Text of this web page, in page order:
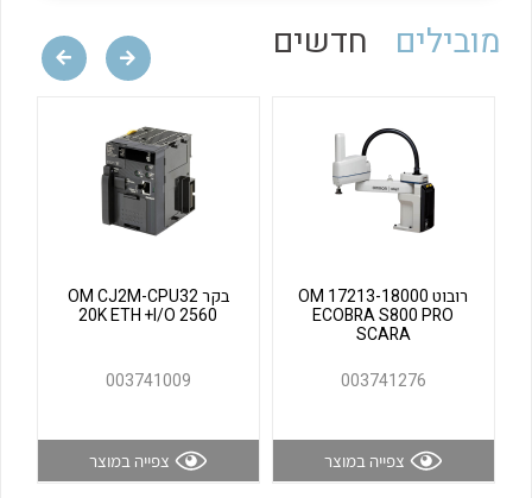
מובילים חדשים
רובוט OM 17213-18000
ECOBRA S800 PRO
SCARA
003741276
צפייה במוצר
בקר OM CJ2M-CPU32
20K ETH +I/O 2560
003741009
צפייה במוצר